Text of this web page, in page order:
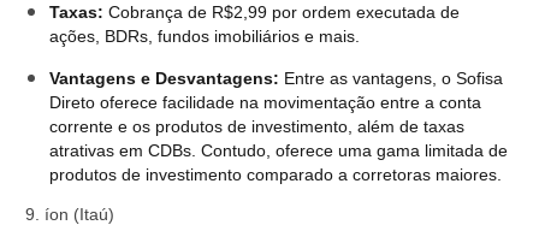
Taxas: Cobrança de R$2,99 por ordem executada de
ações, BDRs, fundos imobiliários e mais.
Vantagens e Desvantagens: Entre as vantagens, o Sofisa
Direto oferece facilidade na movimentação entre a conta
corrente e os produtos de investimento, além de taxas
atrativas em CDBs. Contudo, oferece uma gama limitada de
produtos de investimento comparado a corretoras maiores.
9. íon (Itaú)